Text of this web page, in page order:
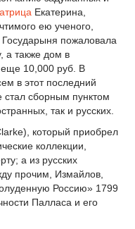
Екатерина,
ею ученого,
пожаловала
а также дом в
10,000 руб. В
в этот последний
сборным пунктом
так и русских.
который приобрел
коллекции,
а из русских
прочим, Измайлов,
Россию» 1799
Палласа и его